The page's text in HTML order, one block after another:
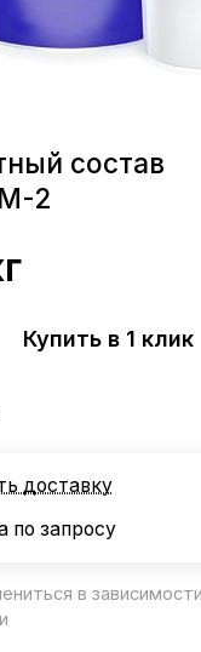
состав
2
Купить в 1 клик
доставку
по запросу
в